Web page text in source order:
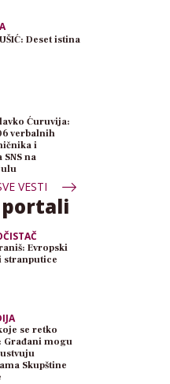
Deset istina
Ćuruvija:
verbalnih
i
na
VESTI
Evropski
stranputice
se retko
Građani mogu
Skupštine